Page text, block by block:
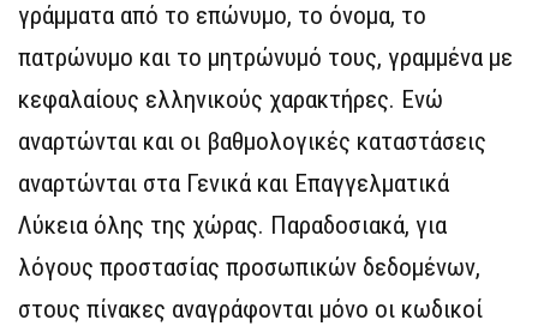
γράμματα από το επώνυμο, το όνομα, το
πατρώνυμο και το μητρώνυμό τους, γραμμένα με
κεφαλαίους ελληνικούς χαρακτήρες. Ενώ
αναρτώνται και οι βαθμολογικές καταστάσεις
αναρτώνται στα Γενικά και Επαγγελματικά
Λύκεια όλης της χώρας. Παραδοσιακά, για
λόγους προστασίας προσωπικών δεδομένων,
στους πίνακες αναγράφονται μόνο οι κωδικοί